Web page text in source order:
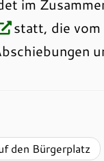
im
statt, die vom
den Bürgerplatz